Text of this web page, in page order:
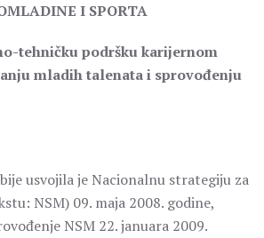
I SPORTA
tehničku podršku karijernom
mladih talenata i sprovođenju
usvojila je Nacionalnu strategiju za
NSM) 09. maja 2008. godine,
NSM 22. januara 2009.